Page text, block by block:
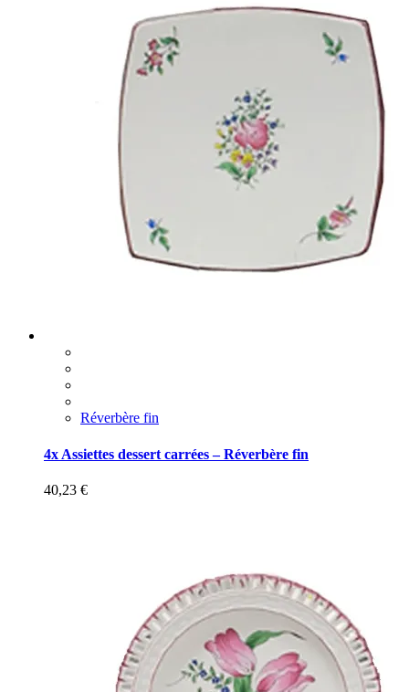
Réverbère fin
4x Assiettes dessert carrées – Réverbère fin
40,23 €